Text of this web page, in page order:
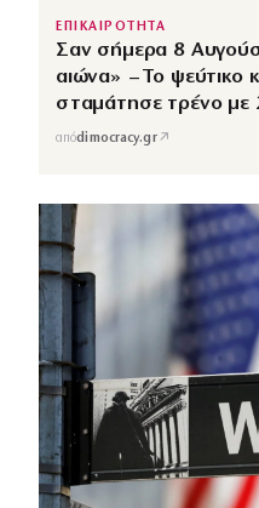
ΕΠΙΚΑΙΡΟΤΗΤΑ
Σαν σήμερα 8
αιώνα» – Το ψεύτικο
σταμάτησε τρένο με
απόdimocracy.gr↗